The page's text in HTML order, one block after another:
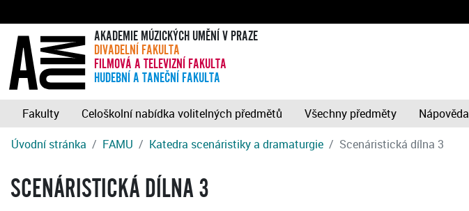
AKADEMIE MÚZICKÝCH UMĚNÍ V PRAZE
DIVADELNÍ FAKULTA
FILMOVÁ A TELEVIZNÍ FAKULTA
HUDEBNÍ A TANEČNÍ FAKULTA
Fakulty Celoškolní nabídka volitelných předmětů Všechny předměty Nápověda
Úvodní stránka
FAMU Katedra scenáristiky a dramaturgie Scenáristická dílna 3
SCENÁRISTICKÁ DÍLNA 3